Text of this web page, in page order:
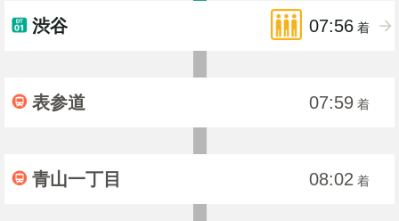
渋谷 07:56 着
表参道 07:59 着
青山一丁目 08:02 着